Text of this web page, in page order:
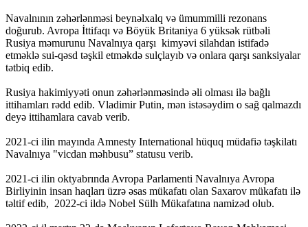
Navalnının zəhərlənməsi beynəlxalq və ümummilli rezonans
doğurub. Avropa İttifaqı və Böyük Britaniya 6 yüksək rütbəli
Rusiya məmurunu Navalnıya qarşı kimyəvi silahdan istifadə
etməklə sui-qəsd təşkil etməkdə sulçlayıb və onlara qarşı sanksiyalar
tətbiq edib.
Rusiya hakimiyyəti onun zəhərlənməsində əli olması ilə bağlı
ittihamları rədd edib. Vladimir Putin, mən istəsəydim o sağ qalmazdı
deyə ittihamlara cavab verib.
2021-ci ilin mayında Amnesty International hüquq müdafiə təşkilatı
Navalnıya "vicdan məhbusu” statusu verib.
2021-ci ilin oktyabrında Avropa Parlamenti Navalnıya Avropa
Birliyinin insan haqları üzrə əsas mükafatı olan Saxarov mükafatı ilə
təltif edib, 2022-ci ildə Nobel Sülh Mükafatına namizəd olub.